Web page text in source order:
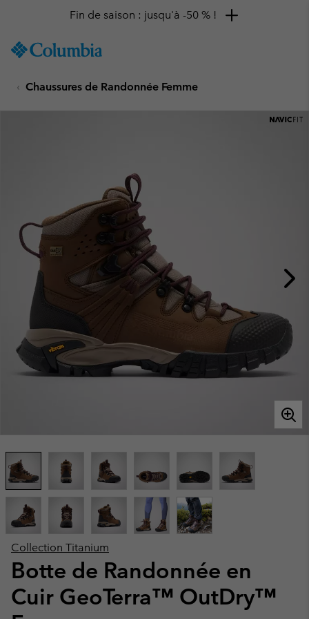
TO
SKIP
MAIN
Fin de saison : jusqu'à -50 % !
Chaussures de Randonnée Femme
Collection Titanium
Botte de Randonnée en
Cuir GeoTerra™ OutDry™